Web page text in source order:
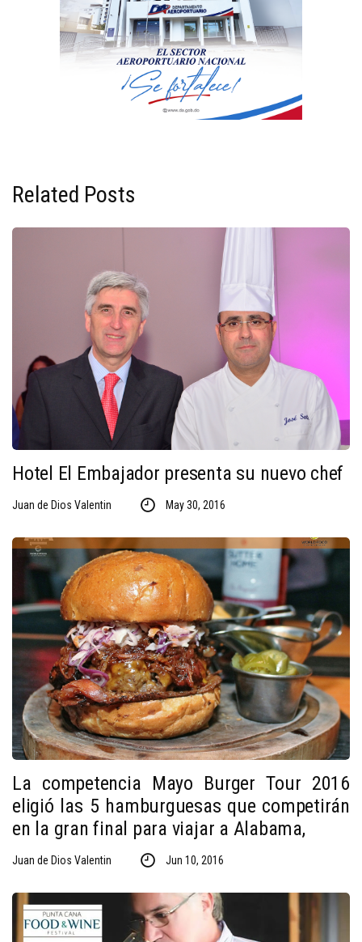
Related Posts
Hotel El Embajador presenta su nuevo chef
Juan de Dios Valentin May 30, 2016
La competencia Mayo Burger Tour 2016
eligió las 5 hamburguesas que competirán
en la gran final para viajar a Alabama,
Juan de Dios Valentin Jun 10, 2016